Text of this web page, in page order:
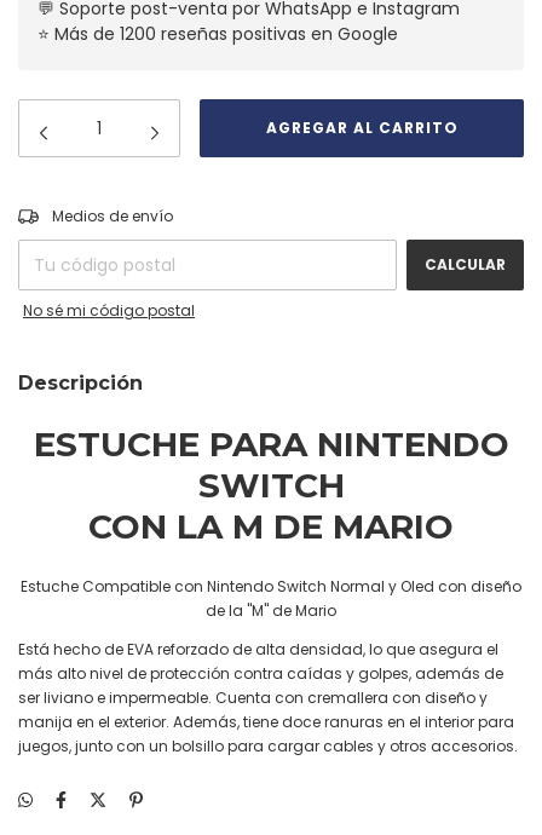
💬 Soporte post-venta por WhatsApp e Instagram
⭐ Más de 1200 reseñas positivas en Google
Entregas para el CP:
Medios de envío
CALCULAR
No sé mi código postal
Descripción
ESTUCHE PARA NINTENDO
SWITCH
CON LA M DE MARIO
Estuche Compatible con Nintendo Switch Normal y Oled con diseño
de la "M" de Mario
Está hecho de EVA reforzado de alta densidad, lo que asegura el
más alto nivel de protección contra caídas y golpes, además de
ser liviano e impermeable. Cuenta con cremallera con diseño y
manija en el exterior. Además, tiene doce ranuras en el interior para
juegos, junto con un bolsillo para cargar cables y otros accesorios.